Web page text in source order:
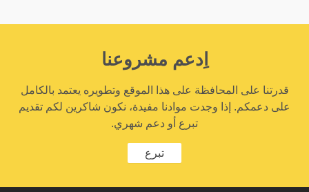
اِدعم مشروعنا
قدرتنا على المحافظة على هذا الموقع وتطويره يعتمد بالكامل
على دعمكم. إذا وجدت موادنا مفيدة، نكون شاكرين لكم تقديم
تبرع أو دعم شهري.
تبرع